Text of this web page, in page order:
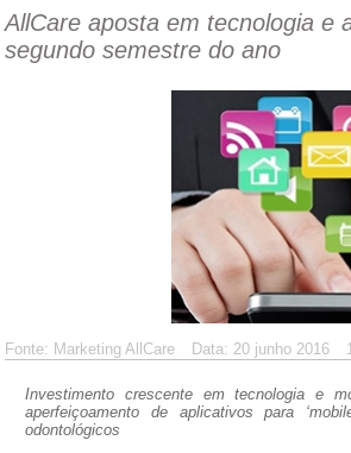
AllCare aposta em tecnologia e
segundo semestre do ano
Fonte: Marketing AllCare Data: 20 junho 2016
Investimento crescente em tecnologia e
aperfeiçoamento de aplicativos para
odontológicos